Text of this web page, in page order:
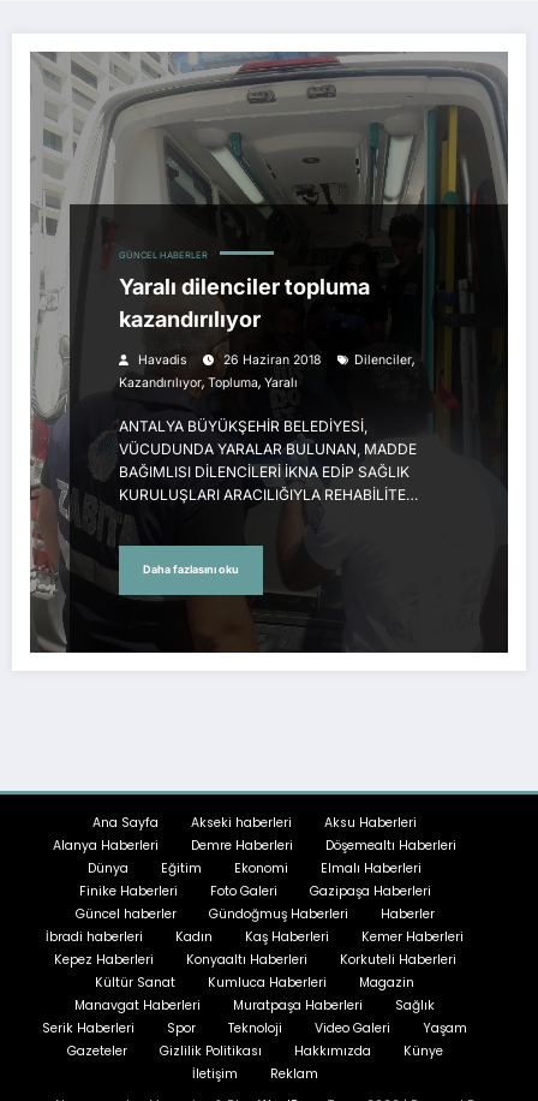
GÜNCEL HABERLER
Yaralı dilenciler topluma
kazandırılıyor
Havadis 26 Haziran 2018 Dilenciler,
Kazandırılıyor, Topluma, Yaralı
ANTALYA BÜYÜKŞEHİR BELEDİYESİ,
VÜCUDUNDA YARALAR BULUNAN, MADDE
BAĞIMLISI DİLENCİLERİ İKNA EDİP SAĞLIK
KURULUŞLARI ARACILIĞIYLA REHABİLİTE…
Daha fazlasını oku
Ana Sayfa Akseki haberleri
Aksu Haberleri
Alanya Haberleri
Demre Haberleri
Döşemealtı Haberleri
Dünya
Eğitim Ekonomi
Elmalı Haberleri
Finike Haberleri
Foto Galeri
Gazipaşa Haberleri
Güncel haberler
Gündoğmuş Haberleri
Haberler
İbradi haberleri
Kadın Kaş Haberleri
Kemer Haberleri
Kepez Haberleri
Konyaaltı Haberleri
Korkuteli Haberleri
Kültür Sanat
Kumluca Haberleri
Magazin
Manavgat Haberleri
Muratpaşa Haberleri
Sağlık
Serik Haberleri
Spor Teknoloji Video Galeri
Yaşam
Gazeteler
Gizlilik Politikası Hakkımızda
Künye
İletişim
Reklam